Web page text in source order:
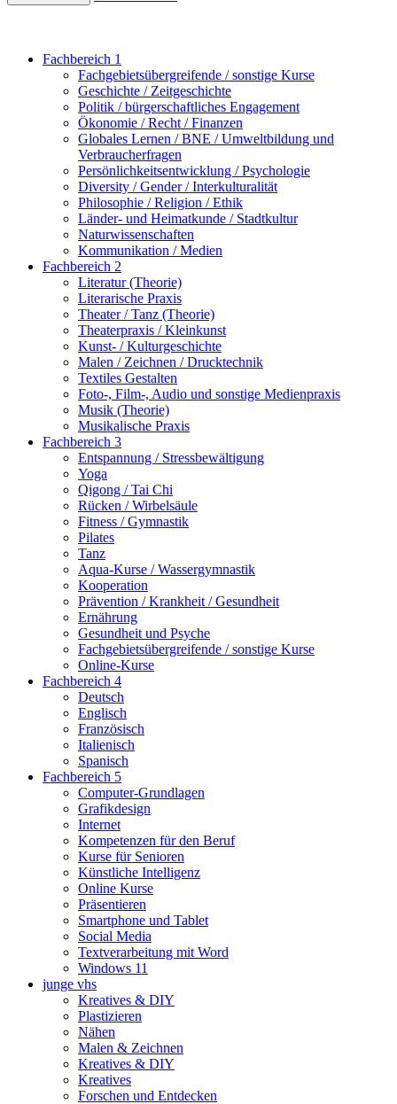
Fachbereich 1
Fachgebietsübergreifende / sonstige Kurse
Geschichte / Zeitgeschichte
Politik / bürgerschaftliches Engagement
Ökonomie / Recht / Finanzen
Globales Lernen / BNE / Umweltbildung und
Verbraucherfragen
Persönlichkeitsentwicklung / Psychologie
Diversity / Gender / Interkulturalität
Philosophie / Religion / Ethik
Länder- und Heimatkunde / Stadtkultur
Naturwissenschaften
Kommunikation / Medien
Fachbereich 2
Literatur (Theorie)
Literarische Praxis
Theater / Tanz (Theorie)
Theaterpraxis / Kleinkunst
Kunst- / Kulturgeschichte
Malen / Zeichnen / Drucktechnik
Textiles Gestalten
Foto-, Film-, Audio und sonstige Medienpraxis
Musik (Theorie)
Musikalische Praxis
Fachbereich 3
Entspannung / Stressbewältigung
Yoga
Qigong / Tai Chi
Rücken / Wirbelsäule
Fitness / Gymnastik
Pilates
Tanz
Aqua-Kurse / Wassergymnastik
Kooperation
Prävention / Krankheit / Gesundheit
Ernährung
Gesundheit und Psyche
Fachgebietsübergreifende / sonstige Kurse
Online-Kurse
Fachbereich 4
Deutsch
Englisch
Französisch
Italienisch
Spanisch
Fachbereich 5
Computer-Grundlagen
Grafikdesign
Internet
Kompetenzen für den Beruf
Kurse für Senioren
Künstliche Intelligenz
Online Kurse
Präsentieren
Smartphone und Tablet
Social Media
Textverarbeitung mit Word
Windows 11
junge vhs
Kreatives & DIY
Plastizieren
Nähen
Malen & Zeichnen
Kreatives & DIY
Kreatives
Forschen und Entdecken